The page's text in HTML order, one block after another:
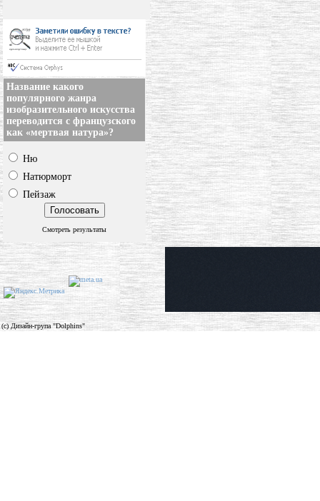
Название какого
популярного жанра
изобразительного искусства
переводится с французского
как «мертвая натура»?
Ню
Натюрморт
Пейзаж
Смотреть результаты
(c) Дизайн-група "Dolphins"